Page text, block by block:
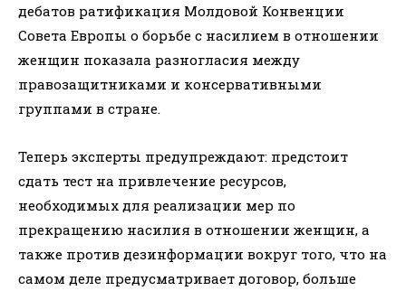
дебатов ратификация Молдовой Конвенции
Совета Европы о борьбе с насилием в отношении
женщин показала разногласия между
правозащитниками и консервативными
группами в стране.
Теперь эксперты предупреждают: предстоит
сдать тест на привлечение ресурсов,
необходимых для реализации мер по
прекращению насилия в отношении женщин, а
также против дезинформации вокруг того, что на
самом деле предусматривает договор, больше